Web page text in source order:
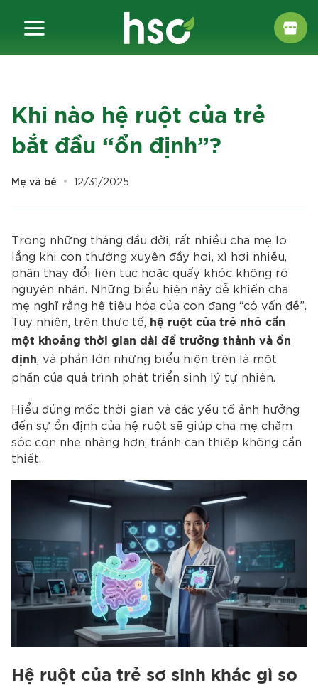
Khi nào hệ ruột của trẻ
bắt đầu “ổn định”?
Mẹ và bé 12/31/2025
Trong những tháng đầu đời, rất nhiều cha mẹ lo
lắng khi con thường xuyên đầy hơi, xì hơi nhiều,
phân thay đổi liên tục hoặc quấy khóc không rõ
nguyên nhân. Những biểu hiện này dễ khiến cha
mẹ nghĩ rằng hệ tiêu hóa của con đang “có vấn đề”.
Tuy nhiên, trên thực tế,
hệ ruột của trẻ nhỏ cần
một khoảng thời gian dài để trưởng thành và ổn
định , và phần lớn những biểu hiện trên là một
phần của quá trình phát triển sinh lý tự nhiên.
Hiểu đúng mốc thời gian và các yếu tố ảnh hưởng
đến sự ổn định của hệ ruột sẽ giúp cha mẹ chăm
sóc con nhẹ nhàng hơn, tránh can thiệp không cần
thiết.
Hệ ruột của trẻ sơ sinh khác gì so